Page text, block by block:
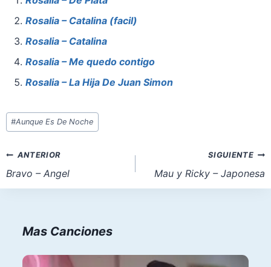
b
o
o
k
st A
p
p
d
n
Rosalia – Catalina (facil)
Rosalia – Catalina
Rosalia – Me quedo contigo
Rosalia – La Hija De Juan Simon
Etiquetas
de
entrada:
#Aunque Es De Noche
Navegación
de
entradas
ANTERIOR
Bravo – Angel
SIGUIENTE
Mau y Ricky – Japonesa
Mas Canciones